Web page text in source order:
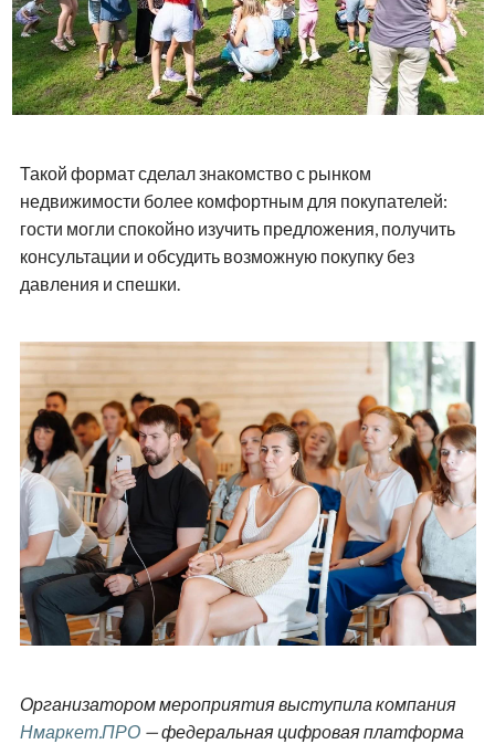
Такой формат сделал знакомство с рынком
недвижимости более комфортным для покупателей:
гости могли спокойно изучить предложения, получить
консультации и обсудить возможную покупку без
давления и спешки.
Организатором мероприятия выступила компания
Нмаркет.ПРО — федеральная цифровая платформа